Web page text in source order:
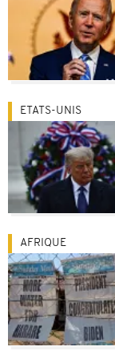
ETATS-UNIS
AFRIQUE